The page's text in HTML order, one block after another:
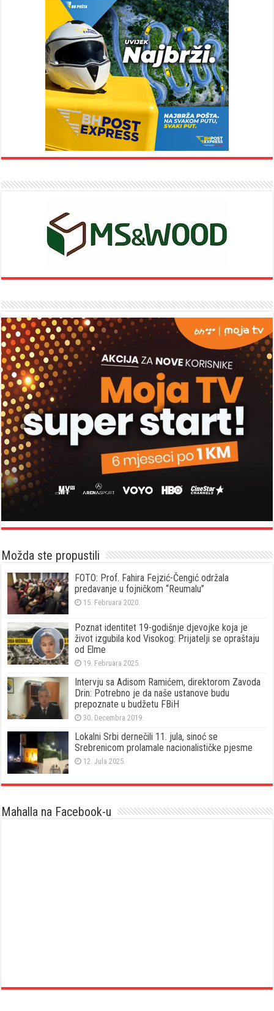
Možda ste propustili
FOTO: Prof. Fahira Fejzić-Čengić održala
predavanje u fojničkom “Reumalu”
15. Februara 2020.
Poznat identitet 19-godišnje djevojke koja je
život izgubila kod Visokog: Prijatelji se opraštaju
od Elme
19. Februara 2025.
Intervju sa Adisom Ramićem, direktorom Zavoda
Drin: Potrebno je da naše ustanove budu
prepoznate u budžetu FBiH
30. Decembra 2019.
Lokalni Srbi dernečili 11. jula, sinoć se
Srebrenicom prolamale nacionalističke pjesme
12. Jula 2025.
Mahalla na Facebook-u